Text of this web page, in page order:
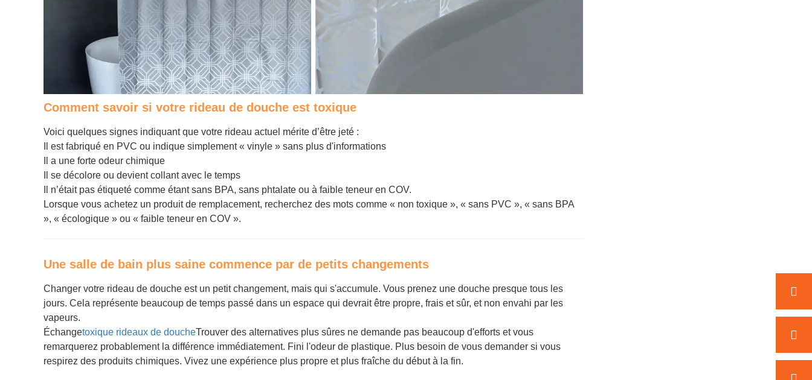
Comment savoir si votre rideau de douche est toxique
Voici quelques signes indiquant que votre rideau actuel mérite d’être jeté :
Il est fabriqué en PVC ou indique simplement « vinyle » sans plus d'informations
Il a une forte odeur chimique
Il se décolore ou devient collant avec le temps
Il n’était pas étiqueté comme étant sans BPA, sans phtalate ou à faible teneur en COV.
Lorsque vous achetez un produit de remplacement, recherchez des mots comme « non toxique », « sans PVC », « sans BPA
», « écologique » ou « faible teneur en COV ».
Une salle de bain plus saine commence par de petits changements
Changer votre rideau de douche est un petit changement, mais qui s'accumule. Vous prenez une douche presque tous les
jours. Cela représente beaucoup de temps passé dans un espace qui devrait être propre, frais et sûr, et non envahi par les
vapeurs.
Échangetoxique rideaux de doucheTrouver des alternatives plus sûres ne demande pas beaucoup d'efforts et vous
remarquerez probablement la différence immédiatement. Fini l'odeur de plastique. Plus besoin de vous demander si vous
respirez des produits chimiques. Vivez une expérience plus propre et plus fraîche du début à la fin.